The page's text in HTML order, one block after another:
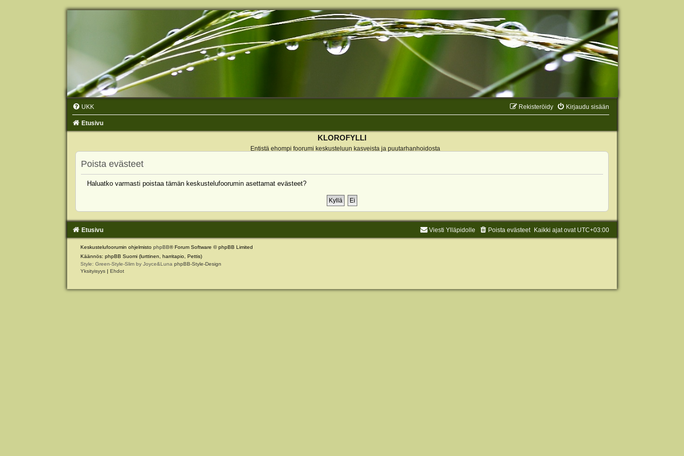
UKK Kirjaudu sisään
Rekisteröidy
Etusivu
KLOROFYLLI
Entistä ehompi foorumi keskusteluun kasveista ja puutarhanhoidosta
Poista evästeet
Haluatko varmasti poistaa tämän keskustelufoorumin asettamat evästeet?
Etusivu Kaikki ajat ovat UTC+03:00
Poista evästeet
Viesti Ylläpidolle
Keskustelufoorumin ohjelmisto phpBB® Forum Software © phpBB Limited
Käännös: phpBB Suomi (lurttinen, harritapio, Pettis)
Style: Green-Style-Slim by Joyce&Luna phpBB-Style-Design
Yksityisyys | Ehdot